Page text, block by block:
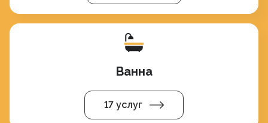
Ванна
17 услуг